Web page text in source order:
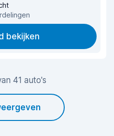
bekijken
41 auto's